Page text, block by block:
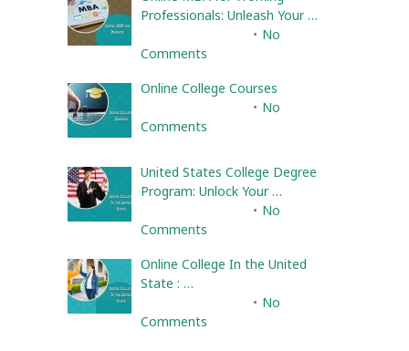
Professionals: Unleash Your …
No
Comments
Online College Courses
No
Comments
United States College Degree
Program: Unlock Your …
No
Comments
Online College In the United
State : …
No
Comments